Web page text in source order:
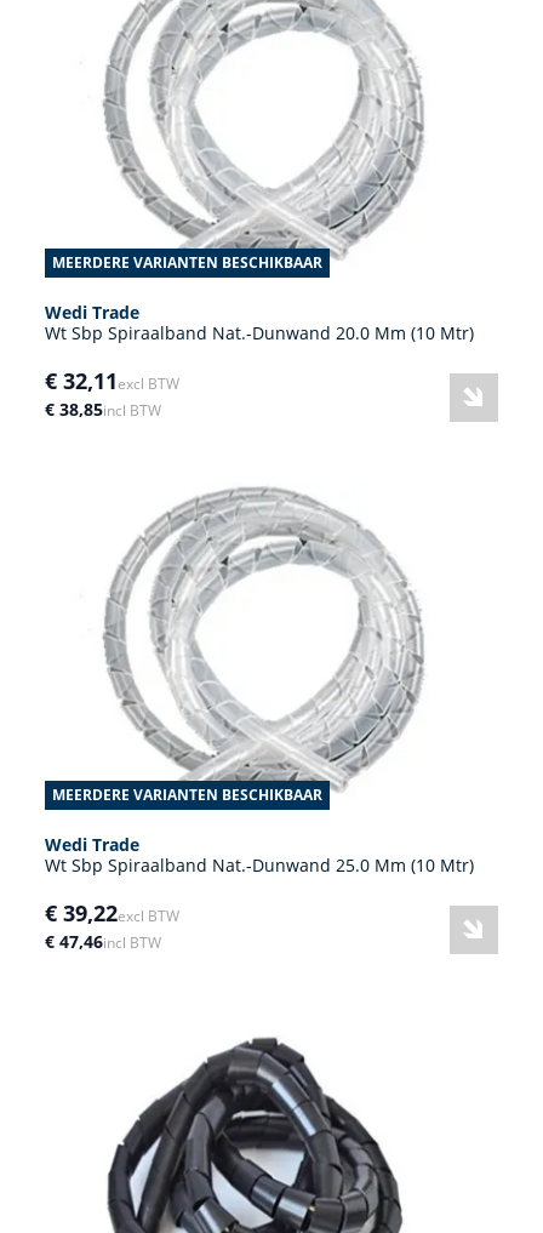
MEERDERE VARIANTEN BESCHIKBAAR
Wedi Trade
Wt Sbp Spiraalband Nat.-Dunwand 20.0 Mm (10 Mtr)
€ 32,11excl BTW
€ 38,85incl BTW
MEERDERE VARIANTEN BESCHIKBAAR
Wedi Trade
Wt Sbp Spiraalband Nat.-Dunwand 25.0 Mm (10 Mtr)
€ 39,22excl BTW
€ 47,46incl BTW